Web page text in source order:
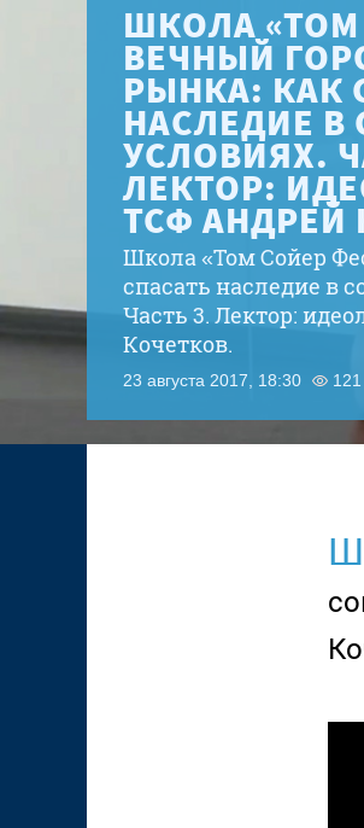
ШКОЛА «ТОМ
ВЕЧНЫЙ
РЫНКА: КАК
НАСЛЕДИЕ
УСЛОВИЯХ.
ЛЕКТОР:
ТСФ АНДРЕЙ
Школа «Том Сойер
спасать наследие в
Часть 3. Лектор:
Кочетков.
23 августа 2017, 18:30 121
Ш